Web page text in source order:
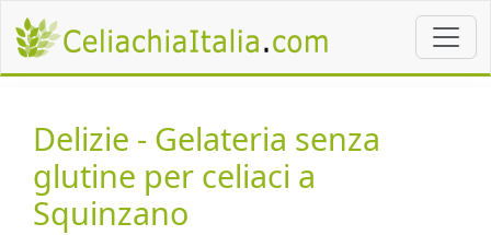
Delizie - Gelateria senza
glutine per celiaci a
Squinzano